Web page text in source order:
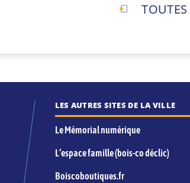
LES AUTRES SITES DE LA VILLE
Le Mémorial numérique
L’espace famille (bois-co déclic)
Boiscoboutiques.fr